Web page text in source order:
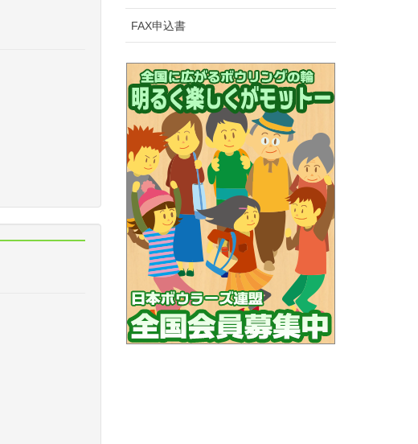
FAX申込書